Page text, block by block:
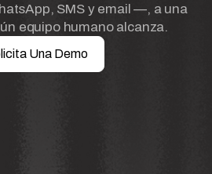
SMS y email —, a una
equipo humano alcanza.
Una Demo